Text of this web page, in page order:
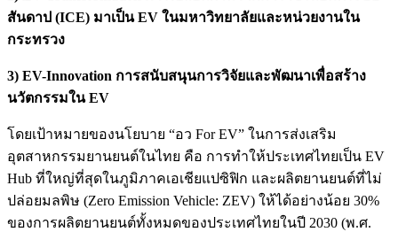
สันดาป (ICE) มาเป็น EV ในมหาวิทยาลัยและหน่วยงานใน
กระทรวง
3) EV-Innovation การสนับสนุนการวิจัยและพัฒนาเพื่อสร้าง
นวัตกรรมใน EV
โดยเป้าหมายของนโยบาย “อว For EV” ในการส่งเสริม
อุตสาหกรรมยานยนต์ในไทย คือ การทำให้ประเทศไทยเป็น EV
Hub ที่ใหญ่ที่สุดในภูมิภาคเอเชียแปซิฟิก และผลิตยานยนต์ที่ไม่
ปล่อยมลพิษ (Zero Emission Vehicle: ZEV) ให้ได้อย่างน้อย 30%
ของการผลิตยานยนต์ทั้งหมดของประเทศไทยในปี 2030 (พ.ศ.